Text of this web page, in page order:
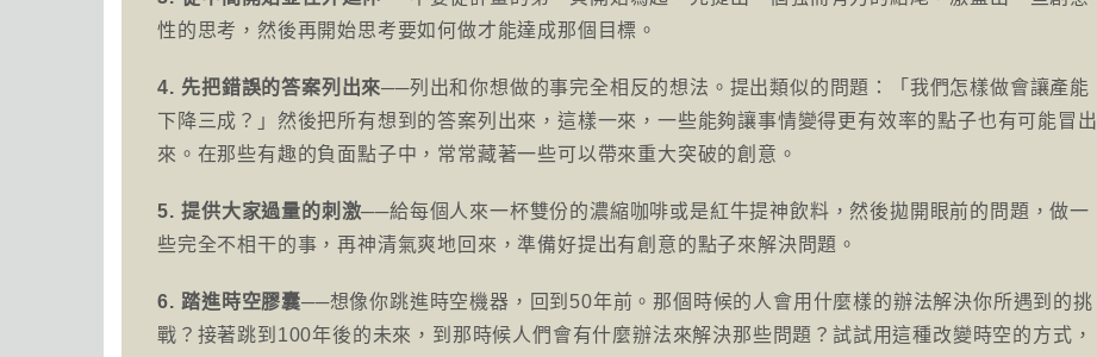
性的思考，然後再開始思考要如何做才能達成那個目標。
4. 先把錯誤的答案列出來──列出和你想做的事完全相反的想法。提出類似的問題：「我們怎樣做會讓產能
下降三成？」然後把所有想到的答案列出來，這樣一來，一些能夠讓事情變得更有效率的點子也有可能冒出
來。在那些有趣的負面點子中，常常藏著一些可以帶來重大突破的創意。
5. 提供大家過量的刺激──給每個人來一杯雙份的濃縮咖啡或是紅牛提神飲料，然後拋開眼前的問題，做一
些完全不相干的事，再神清氣爽地回來，準備好提出有創意的點子來解決問題。
6. 踏進時空膠囊──想像你跳進時空機器，回到50年前。那個時候的人會用什麼樣的辦法解決你所遇到的挑
戰？接著跳到100年後的未來，到那時候人們會有什麼辦法來解決那些問題？試試用這種改變時空的方式，